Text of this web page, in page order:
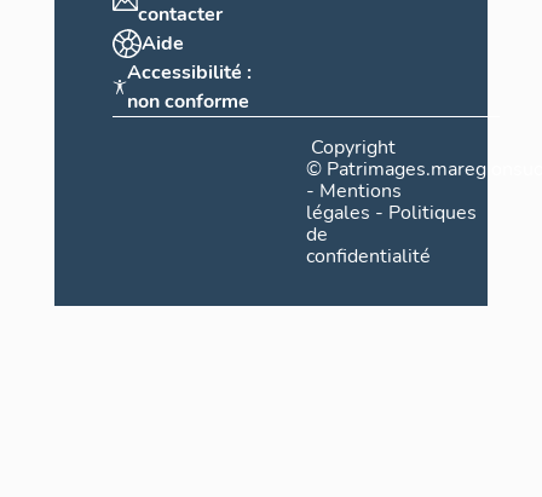
contacter
Aide
Accessibilité :
non conforme
Copyright
©
- Mentions
légales - Politiques
de
confidentialité